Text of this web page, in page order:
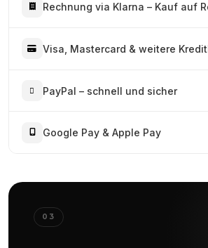
Rechnung via Klarna – Kauf auf
Visa, Mastercard & weitere
PayPal – schnell und sicher
Google Pay & Apple Pay
03